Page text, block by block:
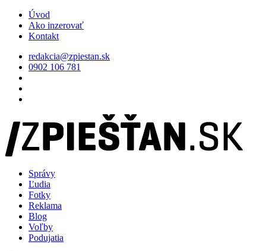
Úvod
Ako inzerovať
Kontakt
redakcia@zpiestan.sk
0902 106 781
Správy
Ľudia
Fotky
Reklama
Blog
Voľby
Podujatia